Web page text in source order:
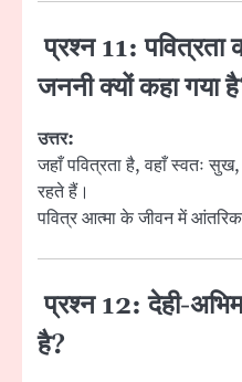
प्रश्न 11:
जननी क्यों कहा गया
उत्तर:
जहाँ पवित्रता है, वहाँ स्वतः
रहते हैं।
पवित्र आत्मा के जीवन में आंतरिक
प्रश्न 12: देही-
है?